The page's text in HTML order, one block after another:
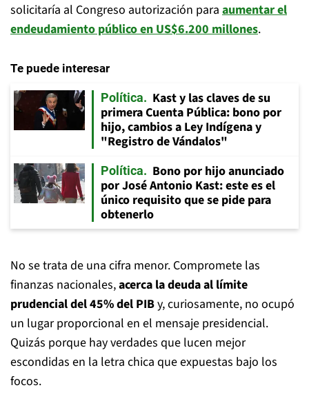
solicitaría al Congreso autorización para aumentar el
endeudamiento público en US$6.200 millones.
Te puede interesar
Política
Kast y las claves de su
primera Cuenta Pública: bono por
hijo, cambios a Ley Indígena y
"Registro de Vándalos"
Política
Bono por hijo anunciado
por José Antonio Kast: este es el
único requisito que se pide para
obtenerlo
No se trata de una cifra menor. Compromete las
finanzas nacionales,acerca la deuda al límite
prudencial del 45% del PIBy, curiosamente, no ocupó
un lugar proporcional en el mensaje presidencial.
Quizás porque hay verdades que lucen mejor
escondidas en la letra chica que expuestas bajo los
focos.